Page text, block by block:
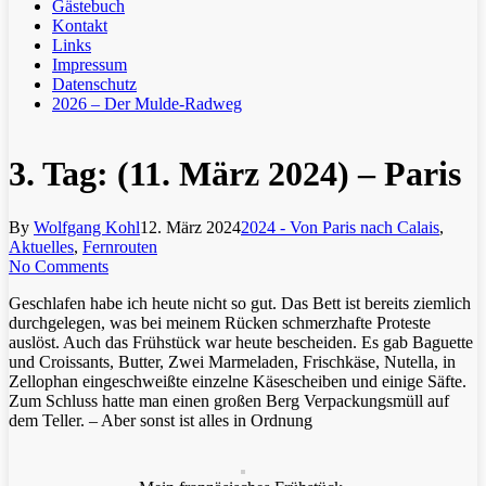
Gästebuch
Kontakt
Links
Impressum
Datenschutz
2026 – Der Mulde-Radweg
3. Tag: (11. März 2024) – Paris
By Wolfgang Kohl12. März 20242024 - Von Paris nach Calais,
Aktuelles, Fernrouten
No Comments
Geschlafen habe ich heute nicht so gut. Das Bett ist bereits ziemlich
durchgelegen, was bei meinem Rücken schmerzhafte Proteste
auslöst. Auch das Frühstück war heute bescheiden. Es gab Baguette
und Croissants, Butter, Zwei Marmeladen, Frischkäse, Nutella, in
Zellophan eingeschweißte einzelne Käsescheiben und einige Säfte.
Zum Schluss hatte man einen großen Berg Verpackungsmüll auf
dem Teller. – Aber sonst ist alles in Ordnung